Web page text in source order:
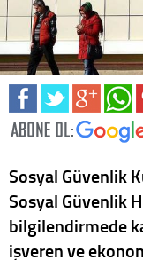
Sosyal Güvenlik
Sosyal Güvenlik
bilgilendirmede
işveren ve